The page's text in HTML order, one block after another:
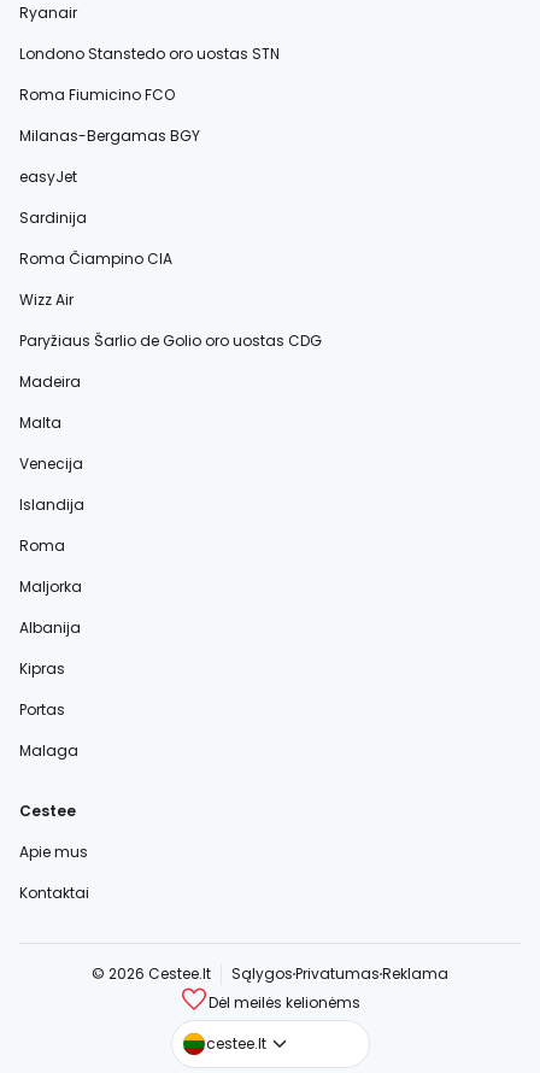
Ryanair
Londono Stanstedo oro uostas STN
Roma Fiumicino FCO
Milanas-Bergamas BGY
easyJet
Sardinija
Roma Čiampino CIA
Wizz Air
Paryžiaus Šarlio de Golio oro uostas CDG
Madeira
Malta
Venecija
Islandija
Roma
Maljorka
Albanija
Kipras
Portas
Malaga
Cestee
Apie mus
Kontaktai
© 2026 Cestee.lt SąlygosPrivatumasReklama
Dėl meilės kelionėms
cestee.lt
cestee.com
cestee.sk